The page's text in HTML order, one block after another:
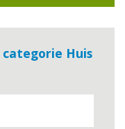
Huis